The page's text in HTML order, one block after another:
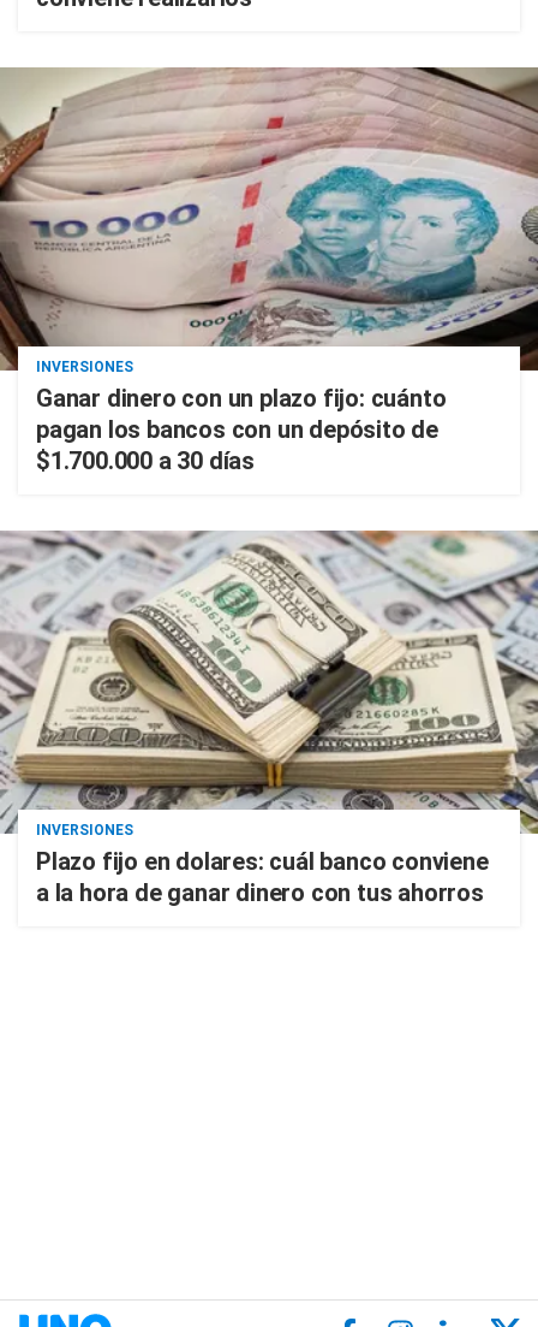
INVERSIONES
Ganar dinero con un plazo fijo: cuánto
pagan los bancos con un depósito de
$1.700.000 a 30 días
INVERSIONES
Plazo fijo en dolares: cuál banco conviene
a la hora de ganar dinero con tus ahorros